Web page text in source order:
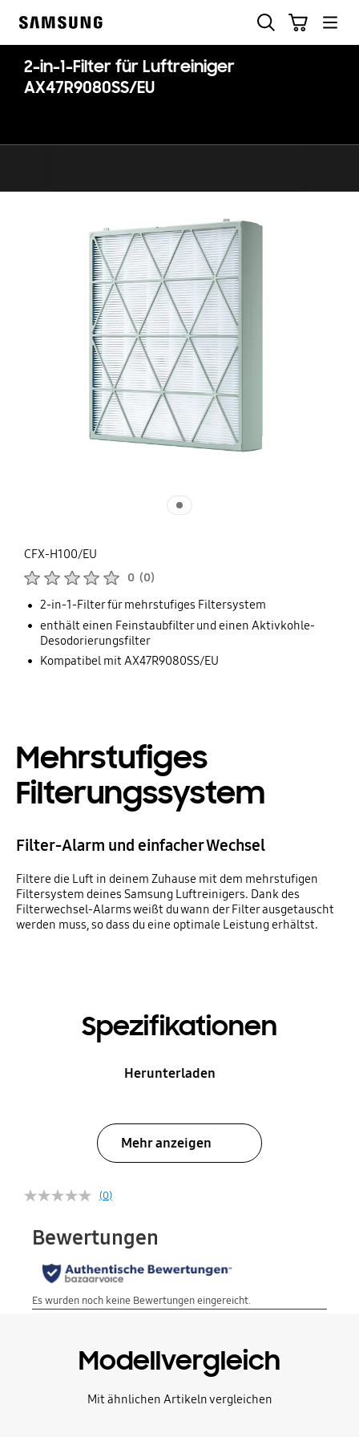
2-in-1-Filter für Luftreiniger
AX47R9080SS/EU
CFX-H100/EU
0 (0)
2-in-1-Filter für mehrstufiges Filtersystem
enthält einen Feinstaubfilter und einen Aktivkohle-
Desodorierungsfilter
Kompatibel mit AX47R9080SS/EU
Mehrstufiges
Filterungssystem
Filter-Alarm und einfacher Wechsel
Filtere die Luft in deinem Zuhause mit dem mehrstufigen
Filtersystem deines Samsung Luftreinigers. Dank des
Filterwechsel-Alarms weißt du wann der Filter ausgetauscht
werden muss, so dass du eine optimale Leistung erhältst.
Spezifikationen
Herunterladen
Mehr anzeigen
(0)
Modellvergleich
Mit ähnlichen Artikeln vergleichen